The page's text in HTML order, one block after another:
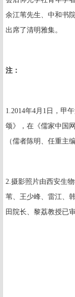
余江苇先生、中和书
出席了清明雅集。
注：
1.2014年4月 1 日，甲
颂》，在《儒家中国
（儒者陈明、任重主
2.摄影照片由西安生
苇、王少峰、雷江、
田院长、黎荔教授已